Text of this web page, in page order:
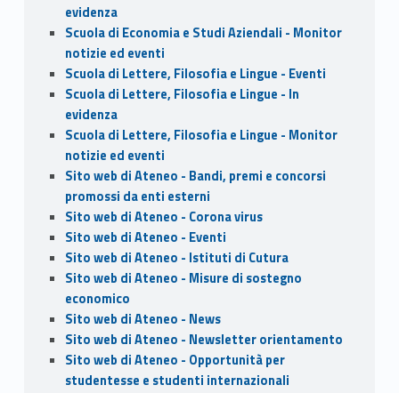
evidenza
Scuola di Economia e Studi Aziendali - Monitor
notizie ed eventi
Scuola di Lettere, Filosofia e Lingue - Eventi
Scuola di Lettere, Filosofia e Lingue - In
evidenza
Scuola di Lettere, Filosofia e Lingue - Monitor
notizie ed eventi
Sito web di Ateneo - Bandi, premi e concorsi
promossi da enti esterni
Sito web di Ateneo - Corona virus
Sito web di Ateneo - Eventi
Sito web di Ateneo - Istituti di Cutura
Sito web di Ateneo - Misure di sostegno
economico
Sito web di Ateneo - News
Sito web di Ateneo - Newsletter orientamento
Sito web di Ateneo - Opportunità per
studentesse e studenti internazionali